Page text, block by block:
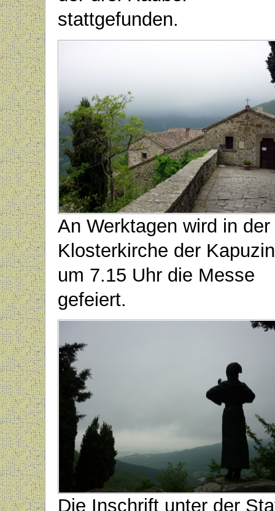
stattgefunden.
An Werktagen wird in der
Klosterkirche der
um 7.15 Uhr die Messe
gefeiert.
Die Inschrift unter der